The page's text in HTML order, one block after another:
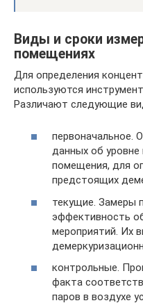
Виды и сроки
помещениях
Для определения
используются
Различают следующие
первоначальное.
данных об уровне
помещения, для
предстоящих
текущие. Замеры
эффективность
мероприятий. Их
контрольные.
факта
паров в воздухе